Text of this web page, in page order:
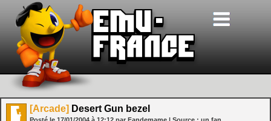
[Arcade] Desert Gun bezel